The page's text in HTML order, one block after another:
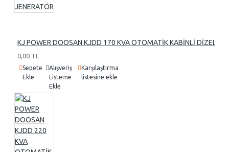
KJ POWER DOOSAN KJDD 170 KVA OTOMATİK KABİNLİ DİZEL
0,00 TL
Sepete
Ekle
Alışveriş
Listeme
Ekle
Karşılaştırma
listesine ekle